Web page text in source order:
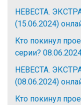
НЕВЕСТА.
(15.06.2024)
Кто покинул
серии?
НЕВЕСТА.
(08.06.2024)
Кто покинул